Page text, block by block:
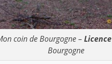
coin de Bourgogne –Licence
Bourgogne